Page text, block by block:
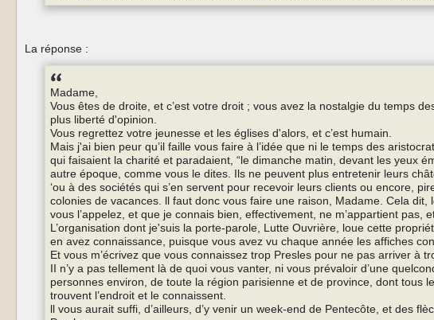
La réponse :
Madame,
Vous êtes de droite, et c’est votre droit ; vous avez la nostalgie du temps
plus liberté d'opinion.
Vous regrettez votre jeunesse et les églises d'alors, et c’est humain.
Mais j'ai bien peur qu’il faille vous faire à l’idée que ni le temps des
qui faisaient la charité et paradaient, “le dimanche matin, devant les yeux
autre époque, comme vous le dites. Ils ne peuvent plus entretenir leurs
‘ou à des sociétés qui s’en servent pour recevoir leurs clients ou encore,
colonies de vacances. ll faut donc vous faire une raison, Madame. Cela dit,
vous l’appelez, et que je connais bien, effectivement, ne m’appartient pas,
L’organisation dont je'suis la porte-parole, Lutte Ouvrière, loue cette
en avez connaissance, puisque vous avez vu chaque année les affiches
Et vous m’écrivez que vous connaissez trop Presles pour ne pas arriver à
II n’y a pas tellement là de quoi vous vanter, ni vous prévaloir d’une
personnes environ, de toute la région parisienne et de province, dont tous
trouvent l’endroit et le connaissent.
ll vous aurait suffi, d’ailleurs, d’y venir un week-end de Pentecôte, et des